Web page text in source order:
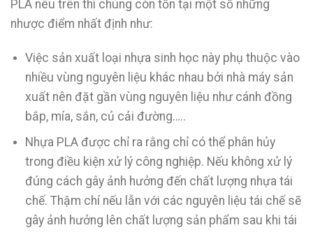
PLA nêu trên thì chúng còn tồn tại một số những
nhược điểm nhất định như:
Việc sản xuất loại nhựa sinh học này phụ thuộc vào
nhiều vùng nguyên liệu khác nhau bởi nhà máy sản
xuất nên đặt gần vùng nguyên liệu như cánh đồng
bắp, mía, sắn, củ cải đường…..
Nhựa PLA được chỉ ra rằng chỉ có thể phân hủy
trong điều kiện xử lý công nghiệp. Nếu không xử lý
đúng cách gây ảnh hưởng đến chất lượng nhựa tái
chế. Thậm chí nếu lẫn với các nguyên liệu tái chế sẽ
gây ảnh hưởng lên chất lượng sản phẩm sau khi tái